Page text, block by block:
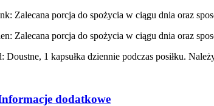
Zalecana porcja do spożycia w ciągu dnia oraz
Zalecana porcja do spożycia w ciągu dnia oraz
Doustne, 1 kapsułka dziennie podczas posiłku.
dodatkowe